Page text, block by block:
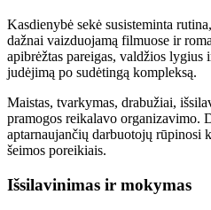
Kasdienybė sekė susisteminta
dažnai vaizduojamą filmuose ir
apibrėžtas pareigas, valdžios lygius
judėjimą po sudėtingą kompleksą.
Maistas, tvarkymas, drabužiai,
pramogos reikalavo organizavimo.
aptarnaujančių darbuotojų rūpinosi
šeimos poreikiais.
Išsilavinimas ir mokymas